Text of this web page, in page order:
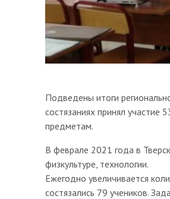
Подведены итоги
состязаниях принял
предметам.
В феврале 2021 года в
физкультуре, технологии.
Ежегодно увеличивается
состязались 79 учеников.